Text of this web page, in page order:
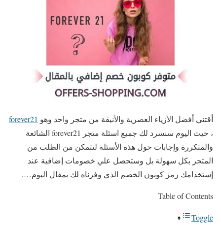
أقتني أفضل الأزياء العصرية والأنيقة من متجر واحد وهو forever21
، حيث اليوم سنسرد لك جميع اسئلة متجر forever21 الشائعة
والمتكررة وإجابات حول هذه الأسئلة لتتمكن من الطلب من
المتجر بكل سهولة بل وستحصل علي خصومات إضافية عند
إستخدامك رمز كوبون الخصم الذي وفرناه لك بمقال اليوم….
Table of Contents
Toggle